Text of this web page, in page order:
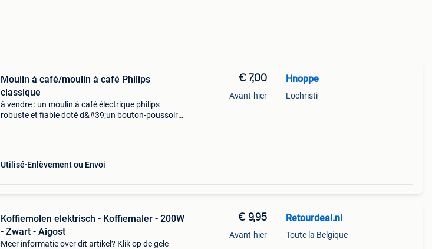
Moulin à café/moulin à café Philips
classique
à vendre : un moulin à café électrique philips
robuste et fiable doté d&#39;un bouton-poussoir
Utilisé Enlèvement ou Envoi
€ 7,00
Avant-hier
Hnoppe
Lochristi
Koffiemolen elektrisch - Koffiemaler - 200W
- Zwart - Aigost
Meer informatie over dit artikel? Klik op de gele
€ 9,95
Avant-hier
Retourdeal.nl
Toute la Belgique